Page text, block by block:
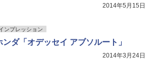
2014年5月15日
ンプレッション
ンダ「オデッセイ アブソルート」
2014年3月24日